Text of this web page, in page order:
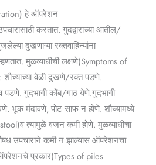
हे ऑपरेशन
करतात. गुदद्वाराच्या आतील/
दुखणाऱ्या रक्तवाहिन्यांना
मुळव्याधीची लक्षणे(Symptoms of
वेळी दुखणे/रक्त पडणे.
गुदभागी कोंब/गाठ येणे.गुदभागी
भूक मंदावणे, पोट साफ न होणे. शौच्यामध्ये
त्यामुळे वजन कमी होणे. मुळव्याधीचा
उपचाराने कमी न झाल्यास ऑपरेशनचा
ऑपरेशनचे प्रकार(Types of piles